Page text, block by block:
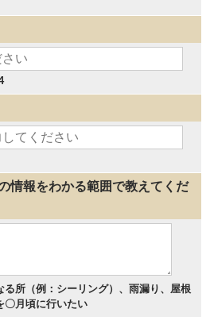
情報をわかる範囲で教えてくだ
所（例：シーリング）、雨漏り、屋根
〇月頃に行いたい